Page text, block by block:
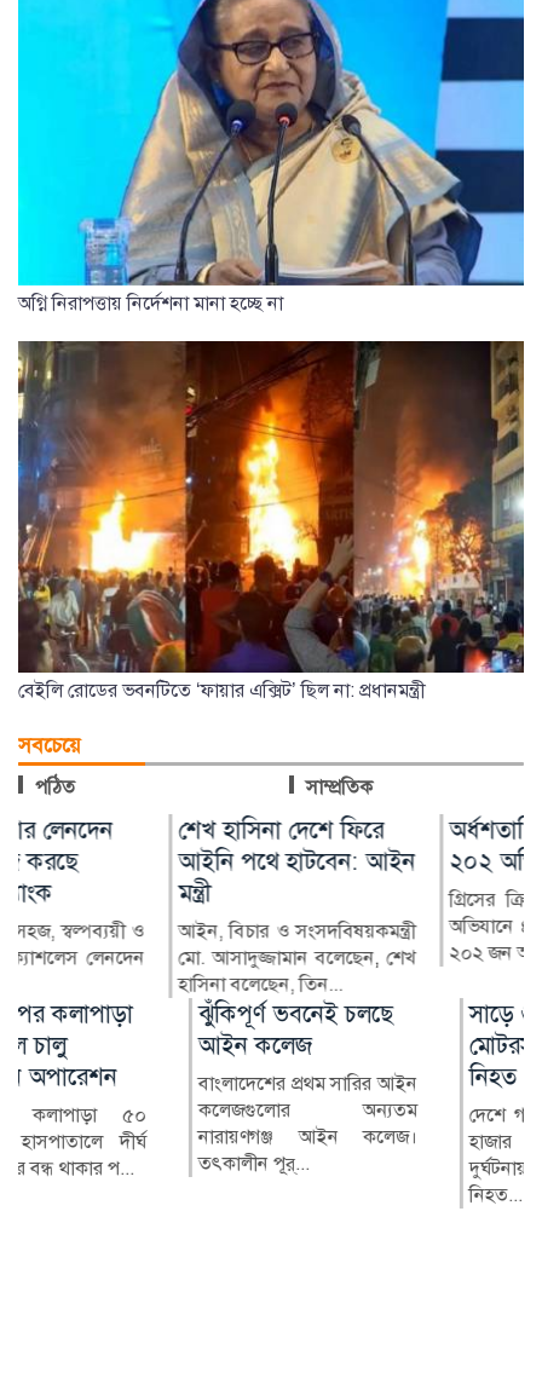
অগ্নি নিরাপত্তায় নির্দেশনা মানা হচ্ছে না
বেইলি রোডের ভবনটিতে ‘ফায়ার এক্সিট’ ছিল না: প্রধানমন্ত্রী
সবচেয়ে
পঠিত সাম্প্রতিক
শেখ হাসিনা দেশে ফিরে
আইনি পথে হাটবেন: আইন
মন্ত্রী
আইন, বিচার ও সংসদবিষয়কমন্ত্রী
মো. আসাদুজ্জামান বলেছেন, শেখ
হাসিনা বলেছেন, তিন...
অর্ধশতাধিক বাংলাদেশিসহ
২০২ অভিবাসী উদ্ধার
গ্রিসের ক্রিট দ্বীপের কাছে পৃথক
অভিযানে ৪৮ ঘণ্টারও কম সময়ে
২০২ জন অভিবাসীকে উ...
ঝুঁকিপূর্ণ ভবনেই চলছে
আইন কলেজ
বাংলাদেশের প্রথম সারির আইন
কলেজগুলোর অন্যতম
নারায়ণগঞ্জ আইন কলেজ।
তৎকালীন পূর্...
সাড়ে ৬ বছরে
মোটরসাইকেল দুর্ঘটনায়
নিহত ১৫,৭১২
দেশে গত সাড়ে ছয় বছরে ১৬
হাজার ৬৫টি মোটরসাইকেল
দুর্ঘটনায় ১৫ হাজার ৭১২ জন